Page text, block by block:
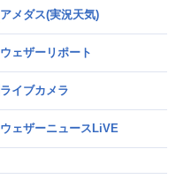
アメダス(実況天気)
ウェザーリポート
ライブカメラ
ウェザーニュースLiVE